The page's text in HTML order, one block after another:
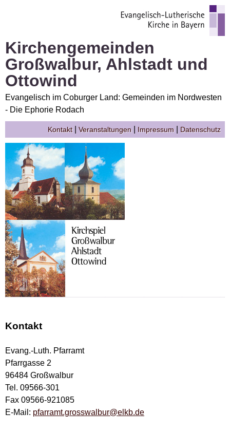
Kirchengemeinden
Großwalbur, Ahlstadt und
Ottowind
Evangelisch im Coburger Land: Gemeinden im Nordwesten
- Die Ephorie Rodach
Kontakt| Veranstaltungen Impressum Datenschutz
Kontakt
Evang.-Luth. Pfarramt
Pfarrgasse 2
96484 Großwalbur
Tel. 09566-301
Fax 09566-921085
E-Mail: pfarramt.grosswalbur@elkb.de